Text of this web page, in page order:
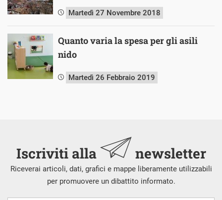
Martedì 27 Novembre 2018
Quanto varia la spesa per gli asili
nido
Martedì 26 Febbraio 2019
Iscriviti alla newsletter
Riceverai articoli, dati, grafici e mappe liberamente utilizzabili
per promuovere un dibattito informato.